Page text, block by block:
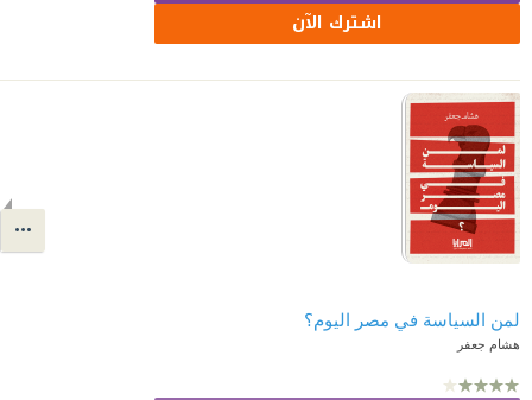
اشترك الآن
لمن السياسة في مصر اليوم؟
هشام جعفر